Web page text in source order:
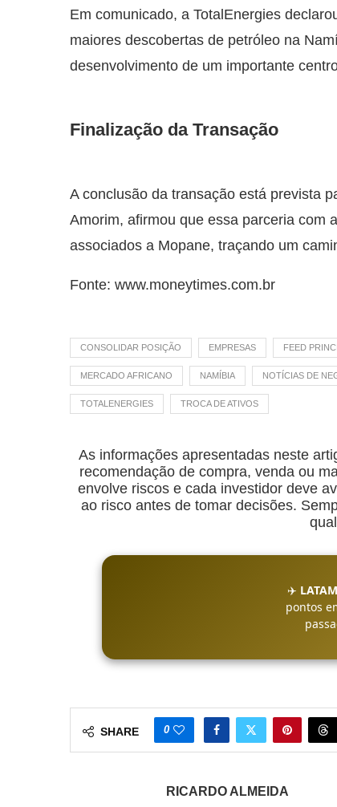
Em comunicado, a TotalEnergies
maiores descobertas de petróleo na
desenvolvimento de um importante
Finalização da Transação
A conclusão da transação está prevista
Amorim, afirmou que essa parceria com
associados a Mopane, traçando um
Fonte: www.moneytimes.com.br
CONSOLIDAR POSIÇÃO EMPRESAS FEED
MERCADO AFRICANO NAMÍBIA NOTÍCIAS DE
TOTALENERGIES TROCA DE ATIVOS
As informações apresentadas neste
recomendação de compra, venda ou
envolve riscos e cada investidor deve
ao risco antes de tomar decisões.
✈️
pontos
SHARE 0
RICARDO ALMEIDA